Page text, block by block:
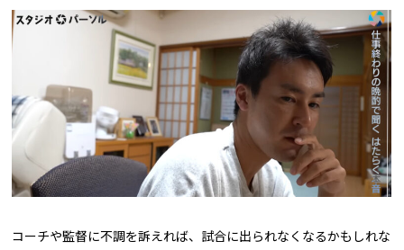
コーチや監督に不調を訴えれば、試合に出られなくなるかもしれな